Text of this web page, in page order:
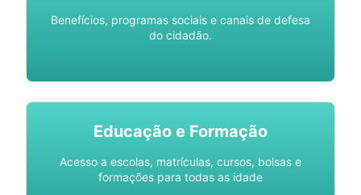
Benefícios, programas sociais e canais de defesa
do cidadão.
Educação e Formação
Acesso a escolas, matrículas, cursos, bolsas e
formações para todas as idade